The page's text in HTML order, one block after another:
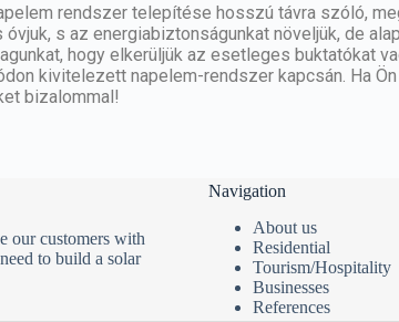
rendszer telepítése hosszú távra szóló,
s az energiabiztonságunkat növeljük, de
hogy elkerüljük az esetleges buktatókat
kivitelezett napelem-rendszer kapcsán. Ha
bizalommal!
our customers with
to build a solar
Navigation
About us
Residential
Tourism/Hospitality
Businesses
References